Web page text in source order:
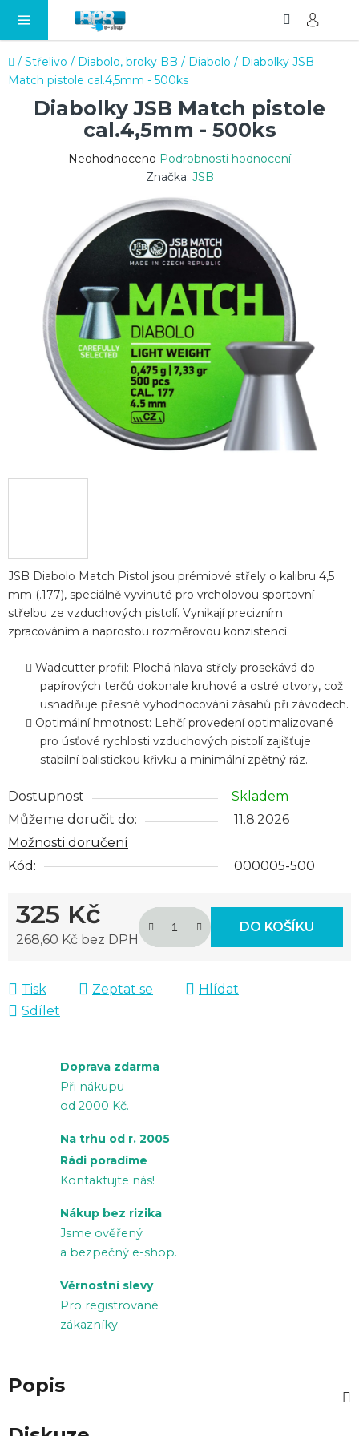
Domů
/ Střelivo / Diabolo, broky BB / Diabolo / Diabolky JSB
Match pistole cal.4,5mm - 500ks
JSB Diabolo Match Pistol jsou prémiové střely o kalibru 4,5
mm (.177), speciálně vyvinuté pro vrcholovou sportovní
střelbu ze vzduchových pistolí. Vynikají precizním
zpracováním a naprostou rozměrovou konzistencí.
Wadcutter profil: Plochá hlava střely prosekává do
papírových terčů dokonale kruhové a ostré otvory, což
usnadňuje přesné vyhodnocování zásahů při závodech.
Optimální hmotnost: Lehčí provedení optimalizované
pro úsťové rychlosti vzduchových pistolí zajišťuje
stabilní balistickou křivku a minimální zpětný ráz.
Dostupnost
Skladem
Můžeme doručit do:
11.8.2026
Možnosti doručení
Kód:
000005-500
325 Kč
268,60 Kč bez DPH
DO KOŠÍKU
Tisk Zeptat se
Hlídat
Sdílet
Diabolky JSB Match pistole
cal.4,5mm - 500ks
Průměrné
0,0
z
5
hvězdiček.
Neohodnoceno Podrobnosti hodnocení
Značka: JSB
Doprava zdarma
Při nákupu
od 2000 Kč.
Na trhu od r. 2005
Rádi poradíme
Kontaktujte nás!
Nákup bez rizika
Jsme ověřený
a bezpečný e-shop.
Věrnostní slevy
Pro registrované
zákazníky.
Popis